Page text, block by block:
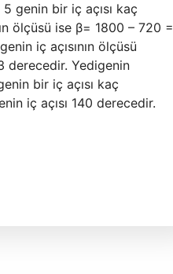
genin bir iç açısı kaç
ölçüsü ise β= 1800 – 720 =
iç açısının ölçüsü
derecedir. Yedigenin
bir iç açısı kaç
iç açısı 140 derecedir.